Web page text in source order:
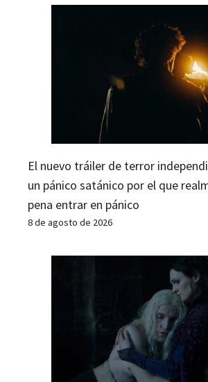
El nuevo tráiler de terror
un pánico satánico por el que
pena entrar en pánico
8 de agosto de 2026